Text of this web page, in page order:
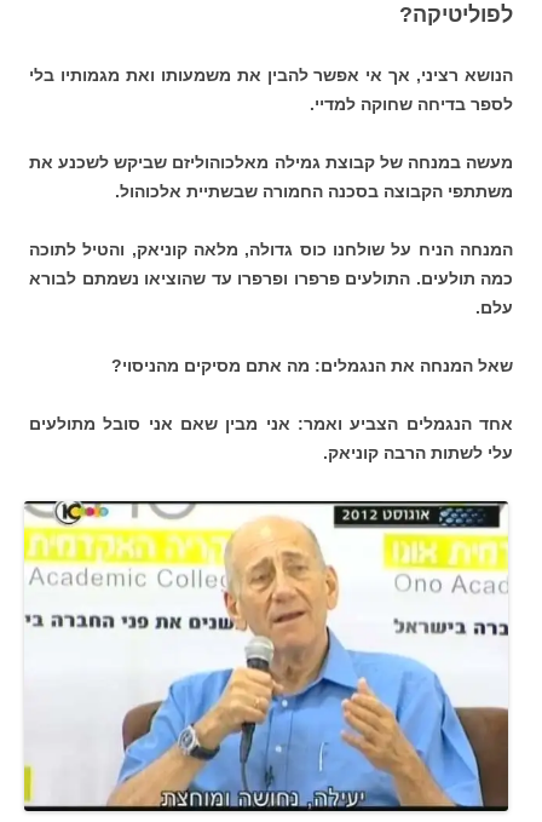
לפוליטיקה?
הנושא רציני, אך אי אפשר להבין את משמעותו ואת מגמותיו בלי
לספר בדיחה שחוקה למדיי.
מעשה במנחה של קבוצת גמילה מאלכוהוליזם שביקש לשכנע את
משתתפי הקבוצה בסכנה החמורה שבשתיית אלכוהול.
המנחה הניח על שולחנו כוס גדולה, מלאה קוניאק, והטיל לתוכה
כמה תולעים. התולעים פרפרו ופרפרו עד שהוציאו נשמתם לבורא
עלם.
שאל המנחה את הנגמלים: מה אתם מסיקים מהניסוי?
אחד הנגמלים הצביע ואמר: אני מבין שאם אני סובל מתולעים
עלי לשתות הרבה קוניאק.